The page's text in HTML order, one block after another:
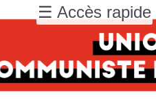
☰ Accès rapide